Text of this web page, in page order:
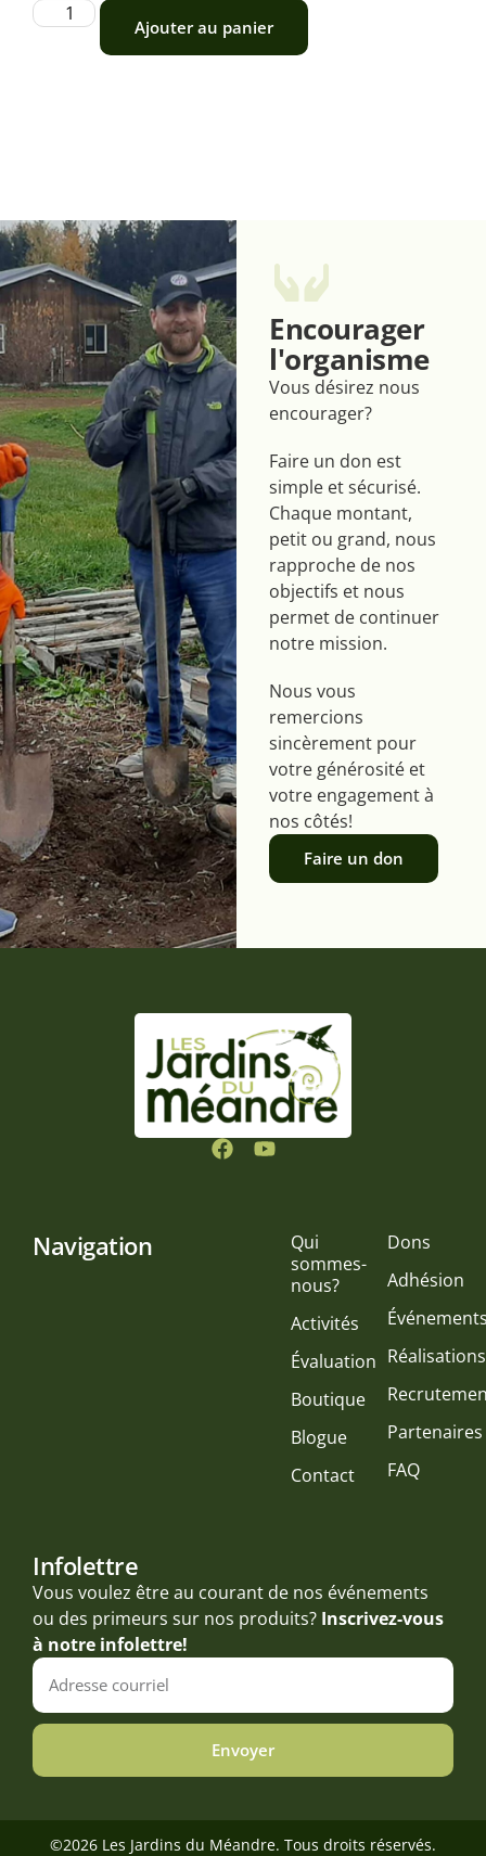
Ajouter au panier
Encourager
l'organisme
Vous désirez nous
encourager?
Faire un don est
simple et sécurisé.
Chaque montant,
petit ou grand, nous
rapproche de nos
objectifs et nous
permet de continuer
notre mission.
Nous vous
remercions
sincèrement pour
votre générosité et
votre engagement à
nos côtés!
Faire un don
Navigation
Qui
sommes-
nous?
Activités
Évaluation
Boutique
Blogue
Contact
Dons
Adhésion
Réalisations
Partenaires
FAQ
Infolettre
Vous voulez être au courant de nos événements
ou des primeurs sur nos produits? Inscrivez-vous
à notre infolettre!
Envoyer
©2026 Les Jardins du Méandre. Tous droits réservés.